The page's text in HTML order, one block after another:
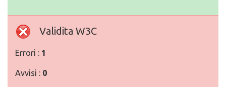
Validita W3C
Errori : 1
Avvisi : 0